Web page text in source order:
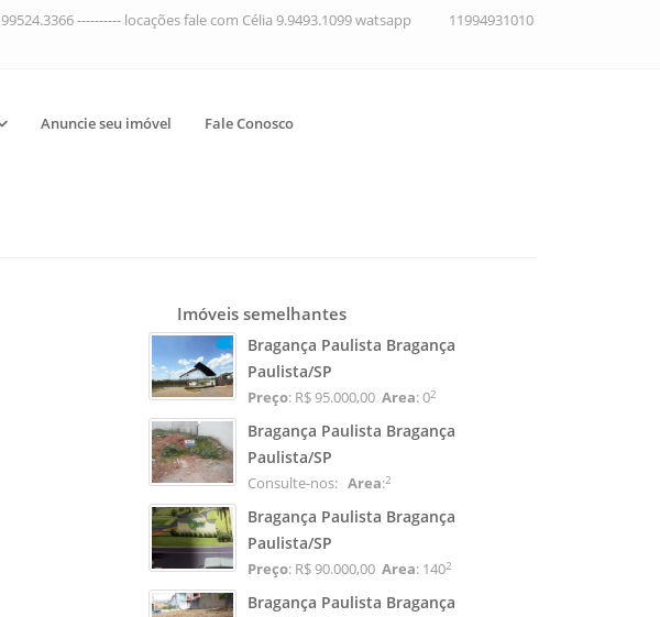
---------- locações fale com Célia 9.9493.1099 watsapp
11994931010
Anuncie seu imóvel Fale Conosco
Imóveis semelhantes
Bragança Paulista Bragança
Paulista/SP
Preço: R$ 95.000,00 Area: 02
Bragança Paulista Bragança
Paulista/SP
Consulte-nos: Area:2
Bragança Paulista Bragança
Paulista/SP
Preço: R$ 90.000,00 Area: 1402
Bragança Paulista Bragança